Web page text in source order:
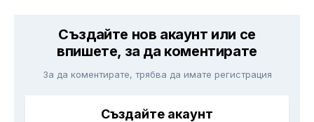
Създайте нов акаунт или се
впишете, за да коментирате
За да коментирате, трябва да имате регистрация
Създайте акаунт